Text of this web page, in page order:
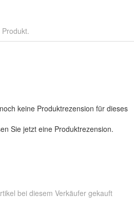
keine Produktrezension für dieses
Sie jetzt eine Produktrezension.
bei diesem Verkäufer gekauft